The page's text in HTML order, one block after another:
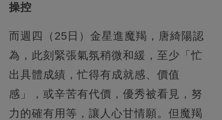
操控
而週四（25日）金星進魔羯，唐綺陽認
為，此刻緊張氣氛稍微和緩，至少「忙
出具體成績，忙得有成就感、價值
感」，或辛苦有代價，優秀被看見，努
力的確有用等，讓人心甘情願。但魔羯